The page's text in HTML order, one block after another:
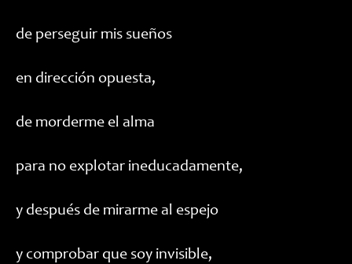
de perseguir mis sueños
en dirección opuesta,
de morderme el alma
para no explotar ineducadamente,
y después de mirarme al espejo
y comprobar que soy invisible,